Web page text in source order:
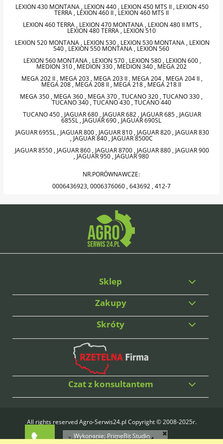
LEXION 430 MONTANA , LEXION 440 , LEXION 450 MTS II , LEXION 450
TERRA , LEXION 460 II , LEXION 460 MTS II
LEXION 460 TERRA , LEXION 470 MONTANA , LEXION 480 II MTS ,
LEXION 480 TERRA , LEXION 510
LEXION 520 MONTANA , LEXION 530 , LEXION 530 MONTANA , LEXION
540 , LEXION 550 MONTANA , LEXION 560
LEXION 560 MONTANA , LEXION 570 , LEXION 580 , LEXION 600 ,
MEDION 310 , MEDION 330 , MEDION 340 , MEGA 202
MEGA 202 II , MEGA 203 , MEGA 203 II , MEGA 204 , MEGA 204 II ,
MEGA 208 , MEGA 208 II , MEGA 218 , MEGA 218 II
MEGA 350 , MEGA 360 , MEGA 370 , TUCANO 320 , TUCANO 330 ,
TUCANO 340 , TUCANO 430 , TUCANO 440
TUCANO 450 , JAGUAR 680 , JAGUAR 682 , JAGUAR 685 , JAGUAR
685SL , JAGUAR 690 , JAGUAR 690SL
JAGUAR 695SL , JAGUAR 800 , JAGUAR 810 , JAGUAR 820 , JAGUAR 830
, JAGUAR 840 , JAGUAR 8500C
JAGUAR 8550 , JAGUAR 860 , JAGUAR 8700 , JAGUAR 880 , JAGUAR 900
, JAGUAR 950 , JAGUAR 980
NR.PORÓWNAWCZE:
0006436923, 0006376060 , 643692 , 412-7
Sklep
Zakupy
Skróty
Czat z konsultantem
All rights reserved Agro-Serwis24.pl Copyright © 2008-2025r.
Wykonanie: PrimeBit Studio
Zamów darmowe połączenie!